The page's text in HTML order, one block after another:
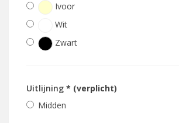
Ivoor
Wit
Zwart
Uitlijning * (verplicht)
Midden